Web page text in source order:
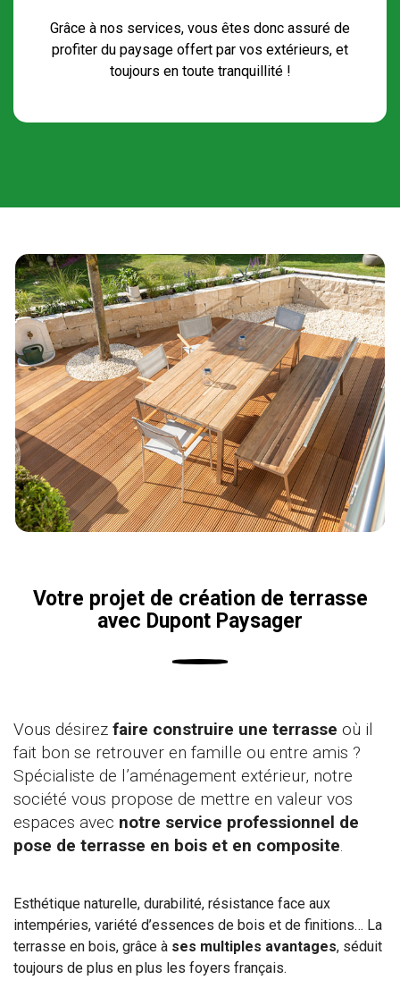
Grâce à nos services, vous êtes donc assuré de
profiter du paysage offert par vos extérieurs, et
toujours en toute tranquillité !
Votre projet de création de terrasse
avec Dupont Paysager
Vous désirez faire construire une terrasse où il
fait bon se retrouver en famille ou entre amis ?
Spécialiste de l’aménagement extérieur, notre
société vous propose de mettre en valeur vos
espaces avec notre service professionnel de
pose de terrasse en bois et en composite
Esthétique naturelle, durabilité, résistance face aux
intempéries, variété d’essences de bois et de finitions… La
terrasse en bois, grâce à ses multiples avantages, séduit
toujours de plus en plus les foyers français.